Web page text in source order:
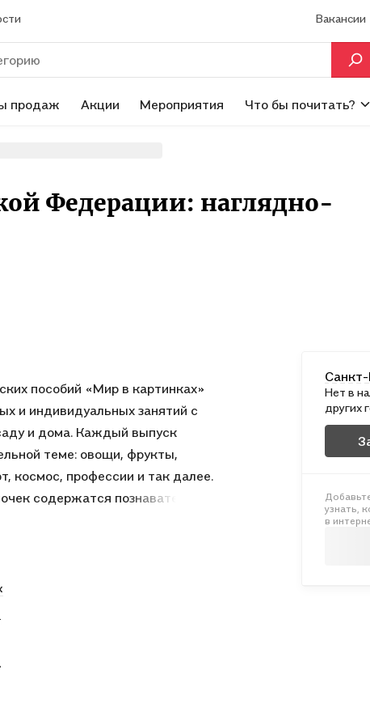
Вакансии
продаж Акции Мероприятия Что бы почитать?
Федерации: наглядно-
пособий «Мир в картинках»
и индивидуальных занятий с
и дома. Каждый выпуск
теме: овощи, фрукты,
космос, профессии и так далее.
содержатся познавательные
сможет пересказать его в той
материал может быть
ознакомлению с окружающим
. . . . . . . . .
Нет в
других
узнать,
в